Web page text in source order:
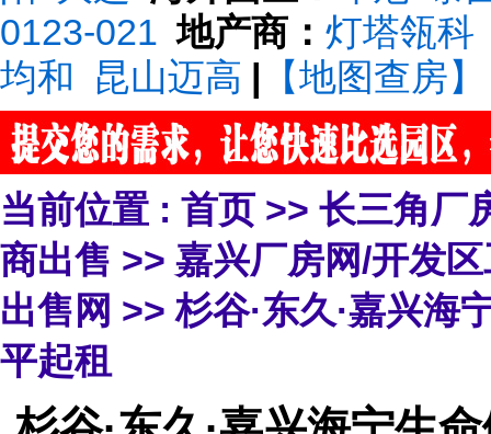
0123-021 地产商： 灯塔瓴科
均和
昆山迈高 | 【地图查房】
当前位置 : 首页 >> 长三角厂
商出售 >> 嘉兴厂房网/开发
出售网 >> 杉谷·东久·嘉兴海
平起租